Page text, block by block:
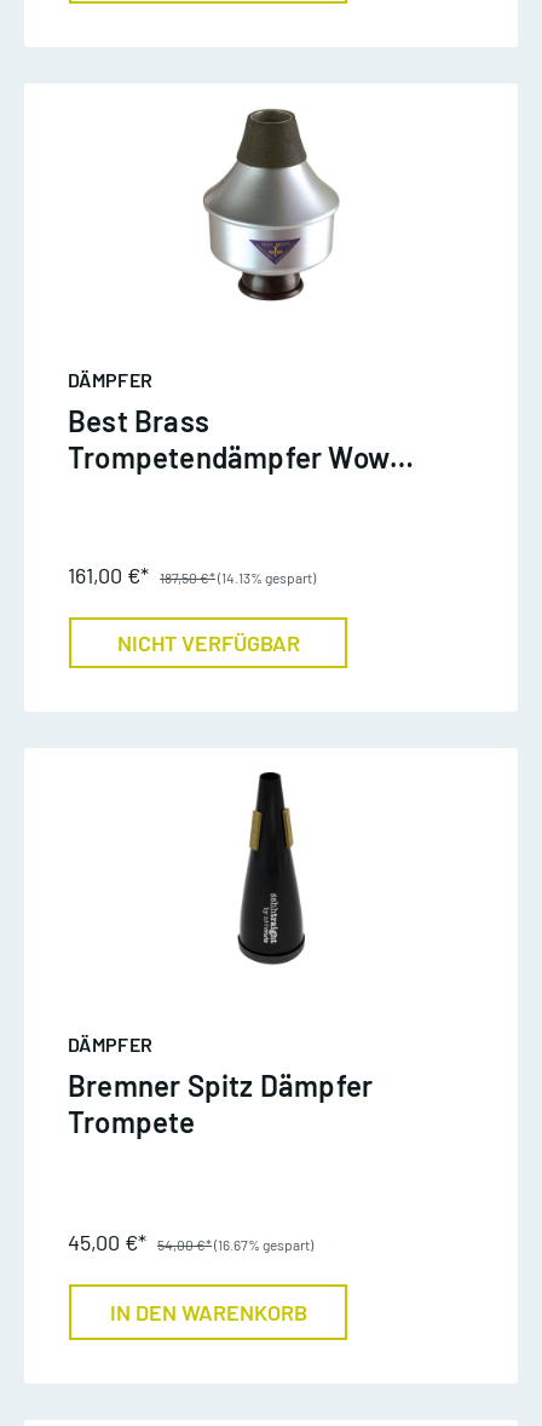
DÄMPFER
Best Brass
Trompetendämpfer Wow
161,00 €* 187,50 €*(14.13% gespart)
NICHT VERFÜGBAR
DÄMPFER
Bremner Spitz Dämpfer
Trompete
45,00 €* 54,00 €*(16.67% gespart)
IN DEN WARENKORB